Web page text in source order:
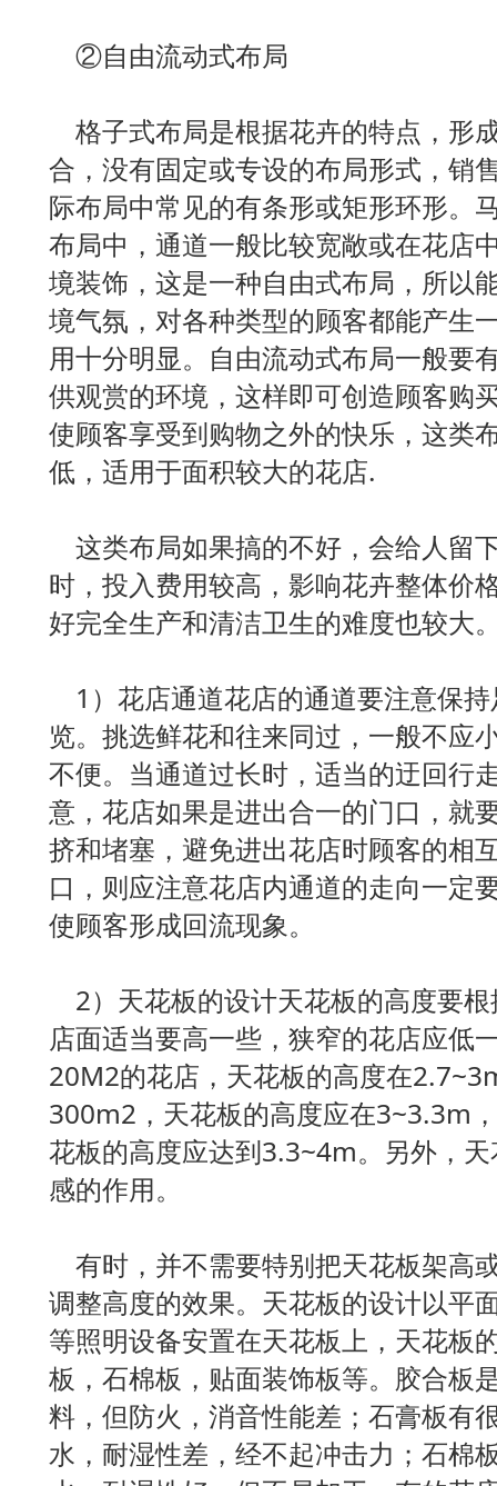
②自由流动式布局
格子式布局是根据花卉的特点，形
合，没有固定或专设的布局形式，销
际布局中常见的有条形或矩形环形。
布局中，通道一般比较宽敞或在花店
境装饰，这是一种自由式布局，所以
境气氛，对各种类型的顾客都能产生
用十分明显。自由流动式布局一般要
供观赏的环境，这样即可创造顾客购
使顾客享受到购物之外的快乐，这类
低，适用于面积较大的花店.
这类布局如果搞的不好，会给人留
时，投入费用较高，影响花卉整体价
好完全生产和清洁卫生的难度也较大
1）花店通道花店的通道要注意保
览。挑选鲜花和往来同过，一般不应
不便。当通道过长时，适当的迂回行
意，花店如果是进出合一的门口，就
挤和堵塞，避免进出花店时顾客的相
口，则应注意花店内通道的走向一定
使顾客形成回流现象。
2）天花板的设计天花板的高度要
店面适当要高一些，狭窄的花店应低
20M2的花店，天花板的高度在
300m2，天花板的高度应在3~3.3m
花板的高度应达到3.3~4m。另外，
感的作用。
有时，并不需要特别把天花板架高
调整高度的效果。天花板的设计以平
等照明设备安置在天花板上，天花板
板，石棉板，贴面装饰板等。胶合板
料，但防火，消音性能差；石膏板有
水，耐湿性差，经不起冲击力；石棉